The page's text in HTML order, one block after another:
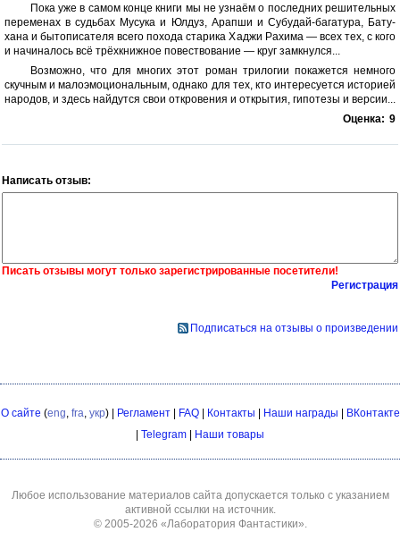
Пока уже в самом конце книги мы не узнаём о последних решительных
переменах в судьбах Мусука и Юлдуз, Арапши и Субудай-багатура, Бату-
хана и бытописателя всего похода старика Хаджи Рахима — всех тех, с кого
и начиналось всё трёхкнижное повествование — круг замкнулся...
Возможно, что для многих этот роман трилогии покажется немного
скучным и малоэмоциональным, однако для тех, кто интересуется историей
народов, и здесь найдутся свои откровения и открытия, гипотезы и версии...
Оценка: 9
Написать отзыв:
Писать отзывы могут только зарегистрированные посетители!
Регистрация
Подписаться на отзывы о произведении
О сайте (eng fra укр) | Регламент| FAQ| Контакты | Наши награды | ВКонтакте
| Telegram | Наши товары
Любое использование материалов сайта допускается только с указанием
активной ссылки на источник.
© 2005-2026 «Лаборатория Фантастики»